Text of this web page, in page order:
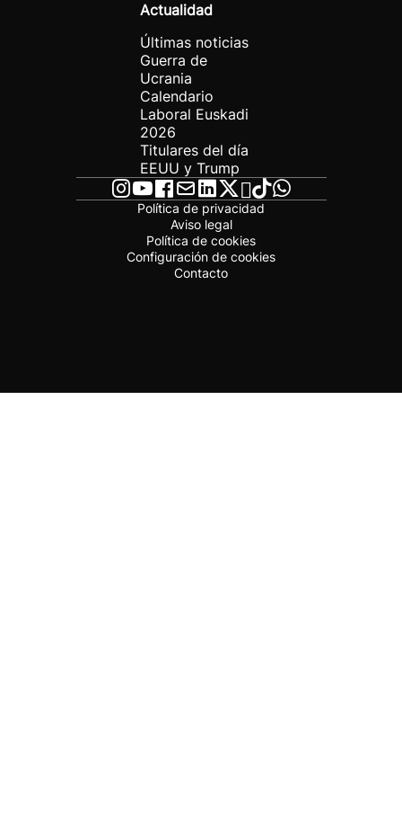
Actualidad
Últimas noticias
Guerra de
Ucrania
Calendario
Laboral Euskadi
2026
Titulares del día
EEUU y Trump
Política de privacidad
Aviso legal
Política de cookies
Configuración de cookies
Contacto